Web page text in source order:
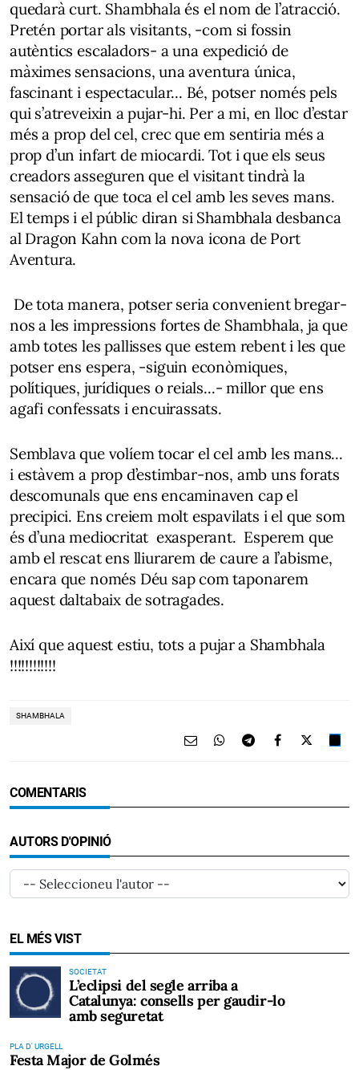
quedarà curt. Shambhala és el nom de l’atracció.
Pretén portar als visitants, -com si fossin
autèntics escaladors- a una expedició de
màximes sensacions, una aventura única,
fascinant i espectacular... Bé, potser només pels
qui s’atreveixin a pujar-hi. Per a mi, en lloc d’estar
més a prop del cel, crec que em sentiria més a
prop d’un infart de miocardi. Tot i que els seus
creadors asseguren que el visitant tindrà la
sensació de que toca el cel amb les seves mans.
El temps i el públic diran si Shambhala desbanca
al Dragon Kahn com la nova icona de Port
Aventura.
De tota manera, potser seria convenient bregar-
nos a les impressions fortes de Shambhala, ja que
amb totes les pallisses que estem rebent i les que
potser ens espera, -siguin econòmiques,
polítiques, jurídiques o reials...- millor que ens
agafi confessats i encuirassats.
Semblava que volíem tocar el cel amb les mans...
i estàvem a prop d’estimbar-nos, amb uns forats
descomunals que ens encaminaven cap el
precipici. Ens creiem molt espavilats i el que som
és d’una mediocritat exasperant. Esperem que
amb el rescat ens lliurarem de caure a l’abisme,
encara que només Déu sap com taponarem
aquest daltabaix de sotragades.
Així que aquest estiu, tots a pujar a Shambhala
!!!!!!!!!!!!
SHAMBHALA
COMENTARIS
AUTORS D'OPINIÓ
EL MÉS VIST
SOCIETAT
L’eclipsi del segle arriba a
Catalunya: consells per gaudir-lo
amb seguretat
PLA D' URGELL
Festa Major de Golmés